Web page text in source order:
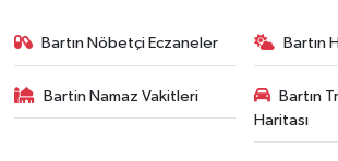
Bartın Nöbetçi Eczaneler Bartın
Bartin Namaz Vakitleri
Bartın
Haritası